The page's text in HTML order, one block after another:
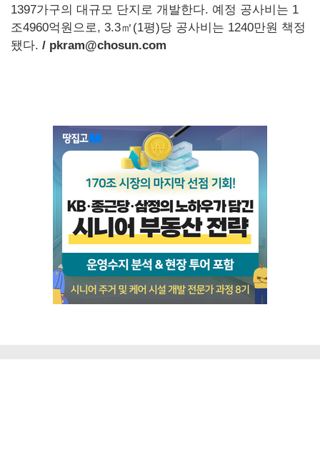
1397가구의 대규모 단지로 개발한다. 예정 공사비는 1
조4960억원으로, 3.3㎡(1평)당 공사비는 1240만원 책정
됐다. / pkram@chosun.com